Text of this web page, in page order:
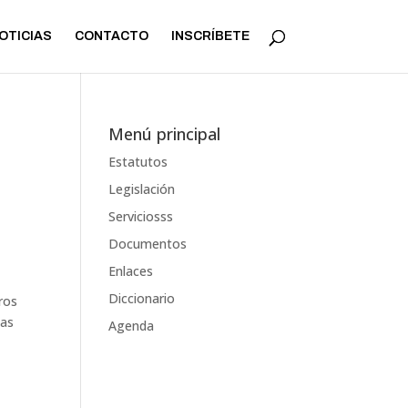
CONTACTO INSCRÍBETE
Menú principal
Estatutos
Legislación
Serviciosss
Documentos
Enlaces
Diccionario
Agenda